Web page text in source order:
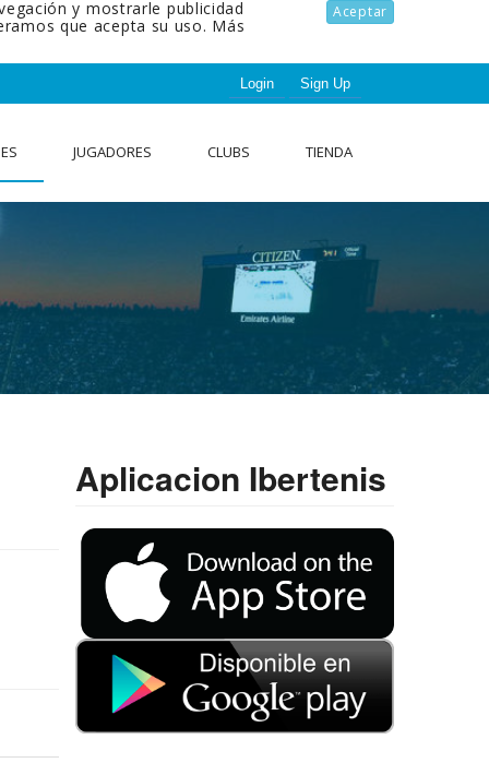
Aceptar
y mostrarle publicidad
que acepta su uso. Más
Login Sign Up
JUGADORES CLUBS TIENDA
Aplicacion Ibertenis